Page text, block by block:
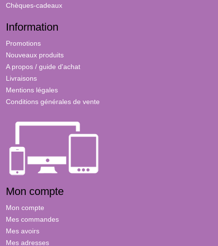
Chèques-cadeaux
Information
Promotions
Nouveaux produits
A propos / guide d'achat
Livraisons
Mentions légales
Conditions générales de vente
Mon compte
Mon compte
Mes commandes
Mes avoirs
Mes adresses